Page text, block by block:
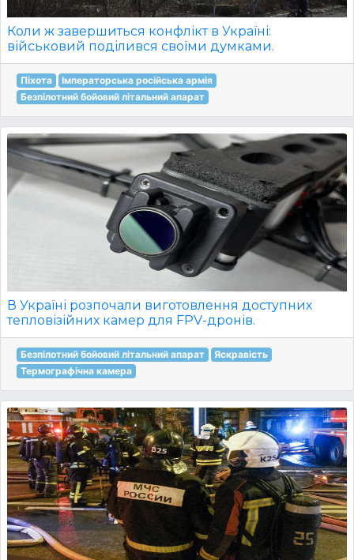
Коли ж завершиться конфлікт в Україні:
військовий поділився своїми думками.
Піхота
Імператорська російська армія
Безпілотний бойовий літальний апарат
В Україні розпочали виготовлення доступних
тепловізійних камер для FPV-дронів.
Безпілотний бойовий літальний апарат
Яскравість
Термографічна камера